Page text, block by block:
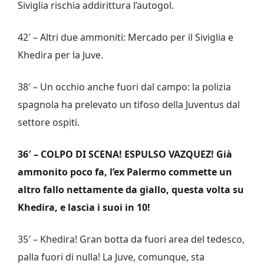
Siviglia rischia addirittura l’autogol.
42′ – Altri due ammoniti: Mercado per il Siviglia e
Khedira per la Juve.
38′ – Un occhio anche fuori dal campo: la polizia
spagnola ha prelevato un tifoso della Juventus dal
settore ospiti.
36′ – COLPO DI SCENA! ESPULSO VAZQUEZ! Già
ammonito poco fa, l’ex Palermo commette un
altro fallo nettamente da giallo, questa volta su
Khedira, e lascia i suoi in 10!
35′ – Khedira! Gran botta da fuori area del tedesco,
palla fuori di nulla! La Juve, comunque, sta